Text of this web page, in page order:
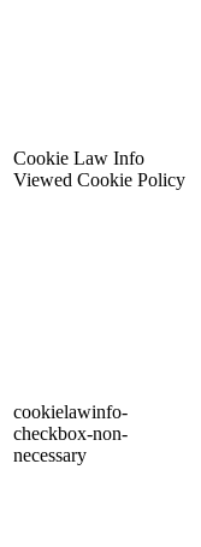
Cookie Law Info
Viewed Cookie Policy
cookielawinfo-
checkbox-non-
necessary